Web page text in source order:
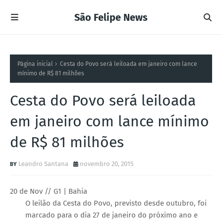
São Felipe News
Página inicial
Cesta do Povo será leiloada em janeiro com lance
mínimo de R$ 81 milhões
Cesta do Povo será leiloada
em janeiro com lance mínimo
de R$ 81 milhões
Leandro Santana novembro 20, 2015
20 de Nov // G1 | Bahia
O leilão da Cesta do Povo, previsto desde outubro, foi
marcado para o dia 27 de janeiro do próximo ano e